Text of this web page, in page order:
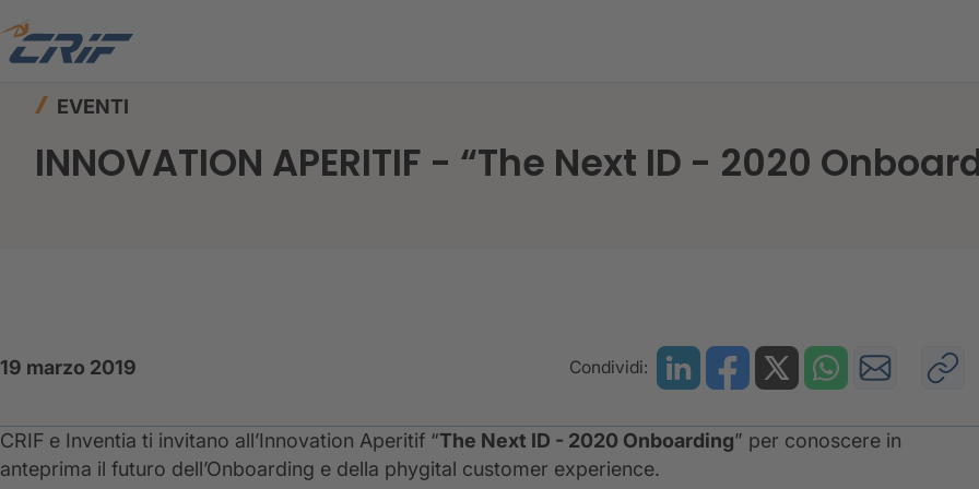
Home
EVENTI
INNOVATION APERITIF - “The Next ID - 2020
19 marzo 2019 Condividi:
CRIF e Inventia ti invitano all’Innovation Aperitif “The Next ID - 2020 Onboarding” per conoscere in
anteprima il futuro dell’Onboarding e della phygital customer experience.